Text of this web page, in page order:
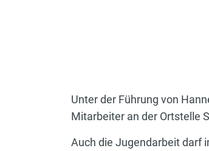
Unter der Führung von
Mitarbeiter an der Ortstelle
Auch die Jugendarbeit darf